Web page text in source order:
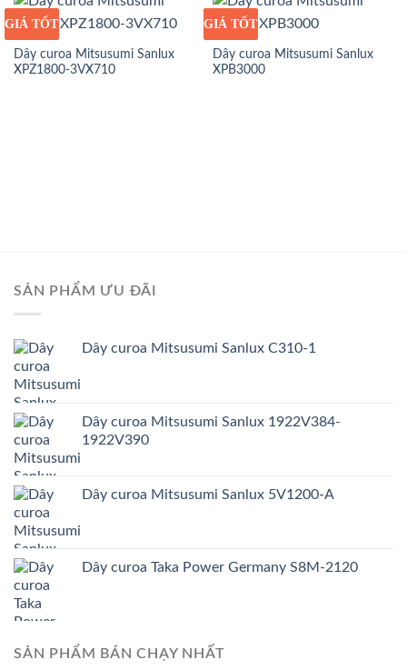
GIÁ SỈ
GIÁ TỐT
Dây curoa Mitsusumi Sanlux
XPZ1800-3VX710
GIÁ SỈ
GIÁ TỐT
Dây curoa Mitsusumi Sanlux
XPB3000
SẢN PHẨM ƯU ĐÃI
Dây curoa Mitsusumi Sanlux C310-1
Dây curoa Mitsusumi Sanlux 1922V384-
1922V390
Dây curoa Mitsusumi Sanlux 5V1200-A
Dây curoa Taka Power Germany S8M-2120
SẢN PHẨM BÁN CHẠY NHẤT